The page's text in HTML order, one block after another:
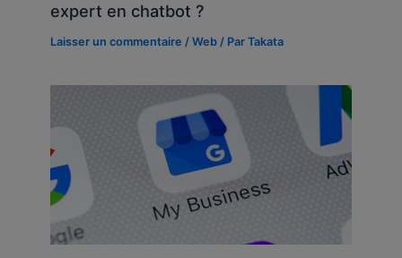
expert en chatbot ?
Laisser un commentaire /Web / ParTakata